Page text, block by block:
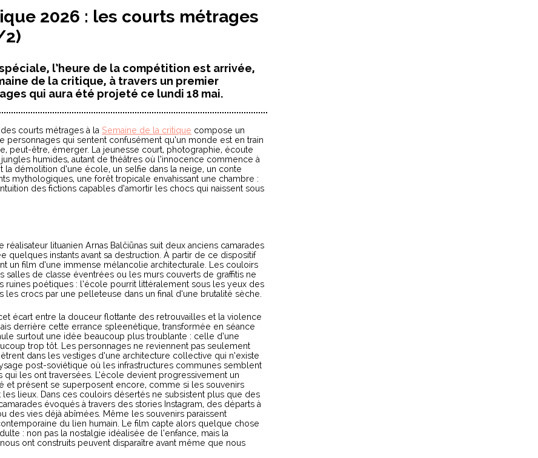
2026 : les courts métrages
l’heure de la compétition est arrivée,
de la critique, à travers un premier
qui aura été projeté ce lundi 18 mai.
courts métrages à la Semaine de la critique compose un
personnages qui sentent confusément qu’un monde est en train
peut-être, émerger. La jeunesse court, photographie, écoute
humides, autant de théâtres où l’innocence commence à
la démolition d’une école, un selfie dans la neige, un conte
mythologiques, une forêt tropicale envahissant une chambre :
des fictions capables d’amortir les chocs qui naissent sous
lituanien Arnas Balčiūnas suit deux anciens camarades
quelques instants avant sa destruction. À partir de ce dispositif
un film d’une immense mélancolie architecturale. Les couloirs
salles de classe éventrées ou les murs couverts de graffitis ne
ruines poétiques : l’école pourrit littéralement sous les yeux des
les crocs par une pelleteuse dans un final d’une brutalité sèche.
écart entre la douceur flottante des retrouvailles et la violence
derrière cette errance spleenétique, transformée en séance
surtout une idée beaucoup plus troublante : celle d’une
trop tôt. Les personnages ne reviennent pas seulement
dans les vestiges d’une architecture collective qui n’existe
post-soviétique où les infrastructures communes semblent
les ont traversées. L’école devient progressivement un
et présent se superposent encore, comme si les souvenirs
lieux. Dans ces couloirs désertés ne subsistent plus que des
évoqués à travers des stories Instagram, des départs à
des vies déjà abîmées. Même les souvenirs paraissent
du lien humain. Le film capte alors quelque chose
: non pas la nostalgie idéalisée de l’enfance, mais la
ont construits peuvent disparaître avant même que nous